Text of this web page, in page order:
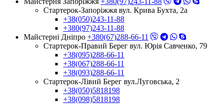
Стартерок-Запоріжжя вул. Крива Бухта, 2а
+38(050)243-11-88
+380(97)243-11-88
Майстерні Днiпро +380(67)288-66-11
Стартерок-Правий Берег вул. Юрія Савченко, 79
+38(095)288-66-11
+38(067)288-66-11
+38(093)288-66-11
Стартерок-Лівий Берег вул.Луговська, 2
+38(050)5818198
+38(098)5818198